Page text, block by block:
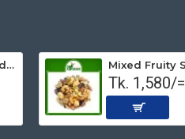
Peanut Non-salted Roasted (Premium) 500 gm
Tk. 1,580/=